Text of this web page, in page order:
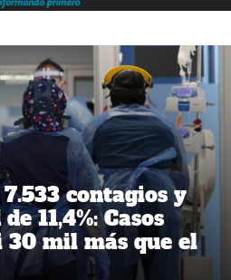
contagios y
11,4%: Casos
30 mil más que el